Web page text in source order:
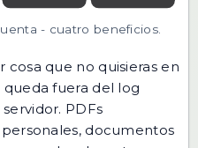
- cuatro beneficios.
cosa que no quisieras en
fuera del log
PDFs
documentos